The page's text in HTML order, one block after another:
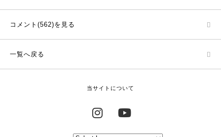
コメント(562)を見る
一覧へ戻る
当サイトについて
InstagramYouTube